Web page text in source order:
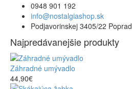
0948 901 192
info@nostalgiashop.sk
Podjavorinskej 3405/22 Poprad
Najpredávanejšie produkty
Záhradné umývadlo
44,90€